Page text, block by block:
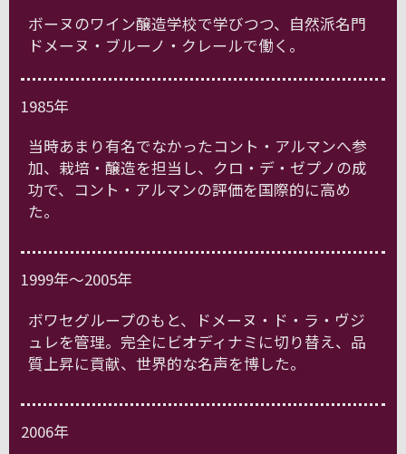
ボーヌのワイン醸造学校で学びつつ、自然派名門
ドメーヌ・ブルーノ・クレールで働く。
1985年
当時あまり有名でなかったコント・アルマンへ参
加、栽培・醸造を担当し、クロ・デ・ゼプノの成
功で、コント・アルマンの評価を国際的に高め
た。
1999年～2005年
ボワセグループのもと、ドメーヌ・ド・ラ・ヴジ
ュレを管理。完全にビオディナミに切り替え、品
質上昇に貢献、世界的な名声を博した。
2006年